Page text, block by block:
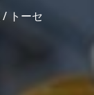
トーセ